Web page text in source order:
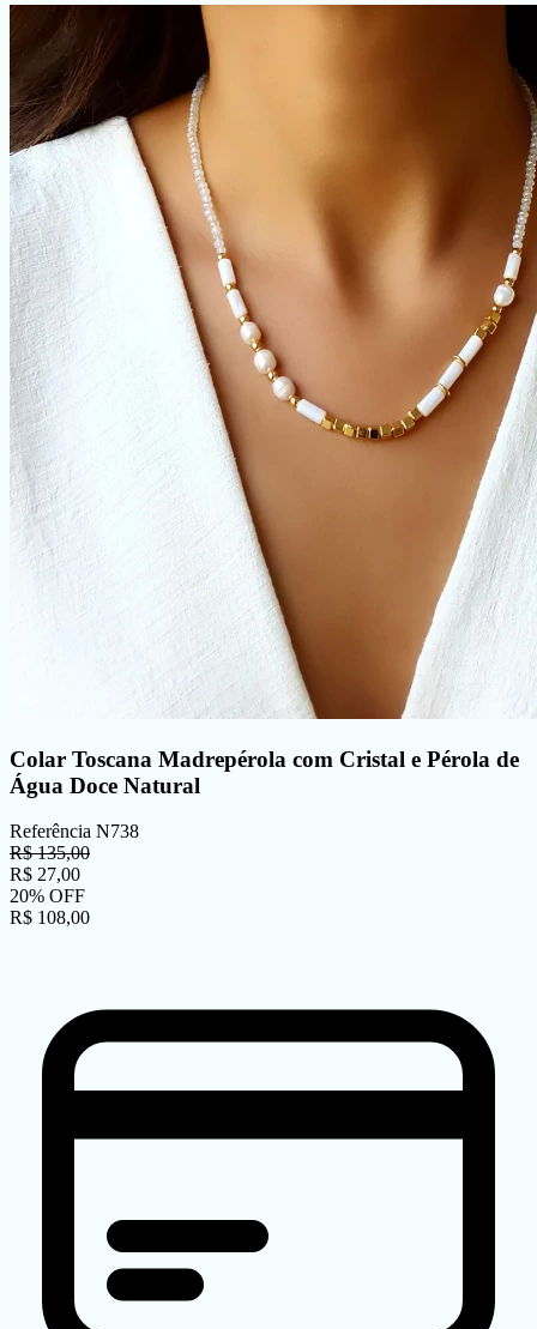
Colar Toscana Madrepérola com Cristal e Pérola de
Água Doce Natural
Referência N738
R$135,00
R$ 27,00
20% OFF
R$ 108,00